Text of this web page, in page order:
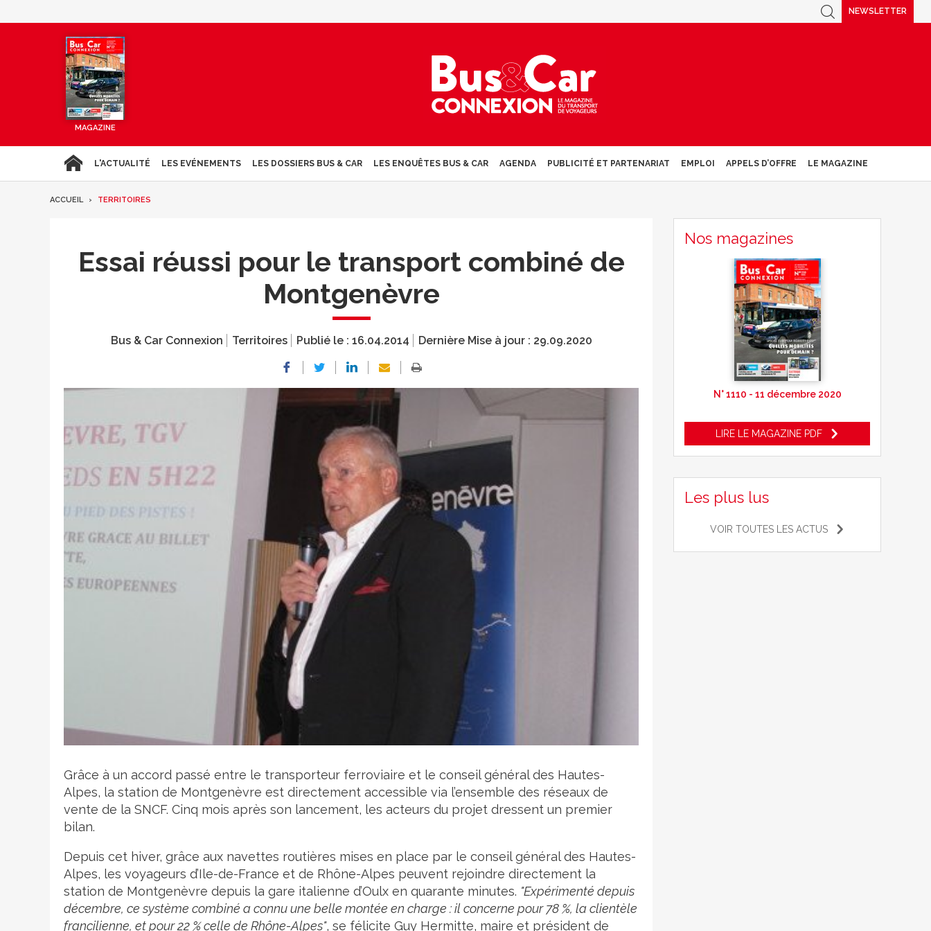
NEWSLETTER
MAGAZINE
L'ACTUALITÉ LES EVÉNEMENTS LES DOSSIERS BUS & CAR LES ENQUÊTES BUS & CAR AGENDA PUBLICITÉ ET PARTENARIAT EMPLOI APPELS D’OFFRE LE MAGAZINE
ACCUEIL TERRITOIRES
Essai réussi pour le transport combiné de
Montgenèvre
Bus & Car Connexion Territoires Publié le : 16.04.2014 Dernière Mise à jour : 29.09.2020
Crédit photo
Grâce à un accord passé entre le transporteur ferroviaire et le conseil général des Hautes-
Alpes, la station de Montgenèvre est directement accessible via l’ensemble des réseaux de
vente de la SNCF. Cinq mois après son lancement, les acteurs du projet dressent un premier
bilan.
Depuis cet hiver, grâce aux navettes routières mises en place par le conseil général des Hautes-
Alpes, les voyageurs d’Ile-de-France et de Rhône-Alpes peuvent rejoindre directement la
station de Montgenèvre depuis la gare italienne d’Oulx en quarante minutes. "Expérimenté depuis
décembre, ce système combiné a connu une belle montée en charge : il concerne pour 78 %, la clientèle
francilienne, et pour 22 % celle de Rhône-Alpes", se félicite Guy Hermitte, maire et président de
Nos magazines
N° 1110 - 11 décembre 2020
LIRE LE MAGAZINE PDF
Les plus lus
VOIR TOUTES LES ACTUS